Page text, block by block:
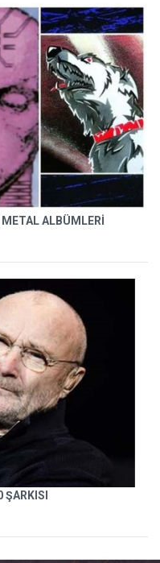
METAL ALBÜMLERİ
ŞARKISI